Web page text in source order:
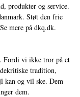
produkter og service.
Støt den frie
mere på dkq.dk.
Fordi vi ikke tror på et
tradition,
kan og vil ske. Dem
dem.